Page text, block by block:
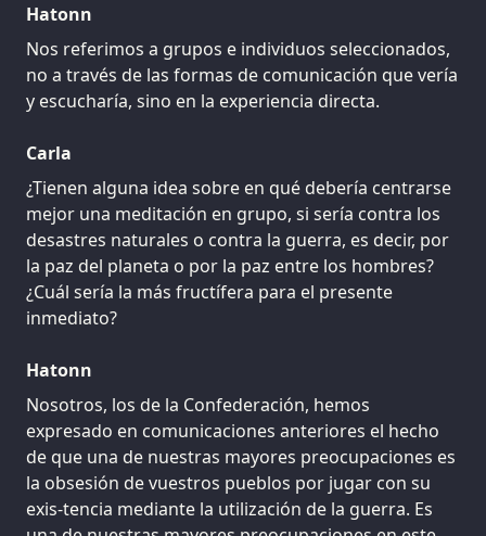
Hatonn
Nos referimos a grupos e individuos seleccionados,
no a través de las formas de comunicación que vería
y escucharía, sino en la experiencia directa.
Carla
¿Tienen alguna idea sobre en qué debería centrarse
mejor una meditación en grupo, si sería contra los
desastres naturales o contra la guerra, es decir, por
la paz del planeta o por la paz entre los hombres?
¿Cuál sería la más fructífera para el presente
inmediato?
Hatonn
Nosotros, los de la Confederación, hemos
expresado en comunicaciones anteriores el hecho
de que una de nuestras mayores preocupaciones es
la obsesión de vuestros pueblos por jugar con su
exis-tencia mediante la utilización de la guerra. Es